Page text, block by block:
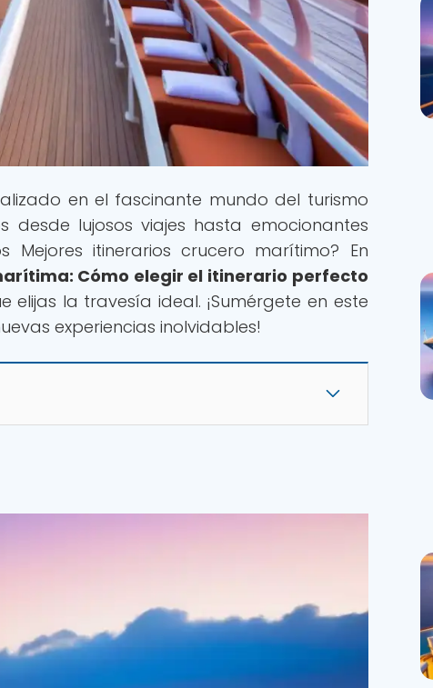
en el fascinante mundo del turismo
desde lujosos viajes hasta emocionantes
itinerarios crucero marítimo? En
Cómo elegir el itinerario perfecto
la travesía ideal. ¡Sumérgete en este
experiencias inolvidables!